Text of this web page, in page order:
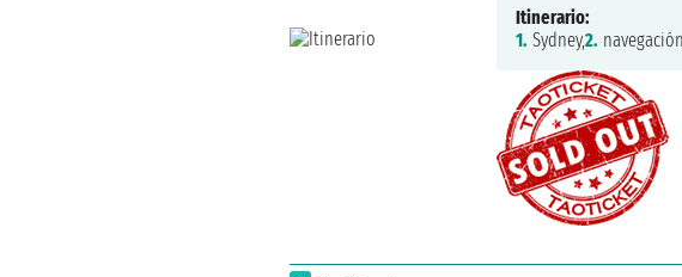
Itinerario:
1. Sydney,2.